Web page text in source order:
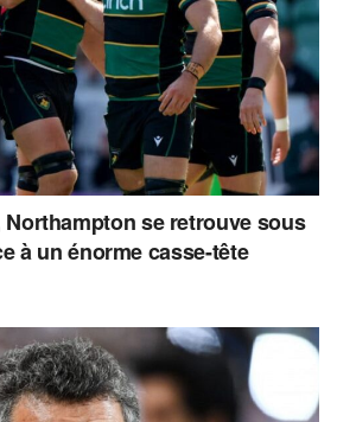
se retrouve sous
à un énorme casse-tête